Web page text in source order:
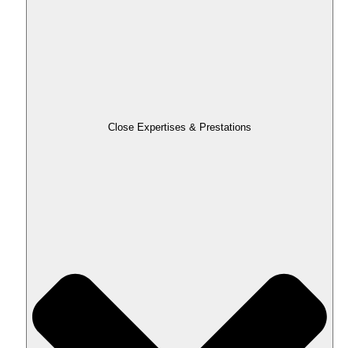
Close Expertises & Prestations